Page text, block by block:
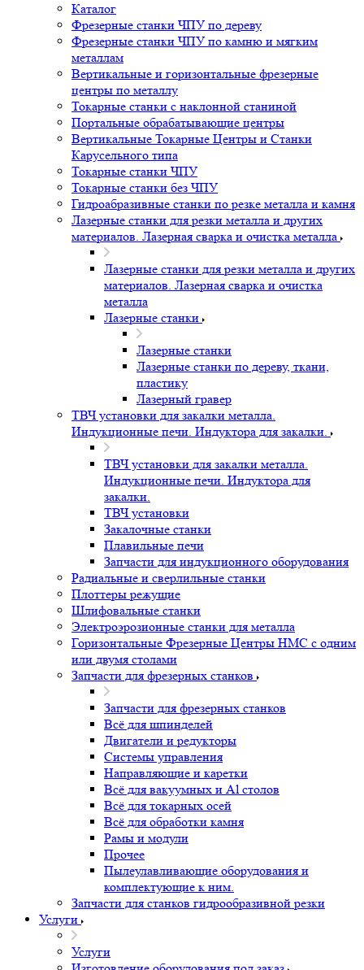
Каталог
Фрезерные станки ЧПУ по дереву
Фрезерные станки ЧПУ по камню и мягким
металлам
Вертикальные и горизонтальные фрезерные
центры по металлу
Токарные станки с наклонной станиной
Портальные обрабатывающие центры
Вертикальные Токарные Центры и Станки
Карусельного типа
Токарные станки ЧПУ
Токарные станки без ЧПУ
Гидроабразивные станки по резке металла и камня
Лазерные станки для резки металла и других
материалов. Лазерная сварка и очистка металла
Лазерные станки для резки металла и других
материалов. Лазерная сварка и очистка
металла
Лазерные станки
Лазерные станки
Лазерные станки по дереву, ткани,
пластику
Лазерный гравер
ТВЧ установки для закалки металла.
Индукционные печи. Индуктора для закалки.
ТВЧ установки для закалки металла.
Индукционные печи. Индуктора для
закалки.
ТВЧ установки
Закалочные станки
Плавильные печи
Запчасти для индукционного оборудования
Радиальные и сверлильные станки
Плоттеры режущие
Шлифовальные станки
Электроэрозионные станки для металла
Горизонтальные Фрезерные Центры HMC с одним
или двумя столами
Запчасти для фрезерных станков
Запчасти для фрезерных станков
Всё для шпинделей
Двигатели и редукторы
Системы управления
Направляющие и каретки
Всё для вакуумных и Al столов
Всё для токарных осей
Всё для обработки камня
Рамы и модули
Прочее
Пылеулавливающие оборудования и
комплектующие к ним.
Запчасти для станков гидрообразивной резки
Услуги
Услуги